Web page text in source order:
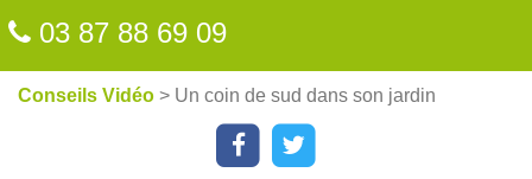
03 87 88 69 09
Conseils Vidéo > Un coin de sud dans son jardin